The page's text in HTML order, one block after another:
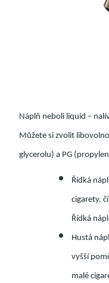
Náplň neboli liquid –
Můžete si zvolit
glycerolu) a PG
Řídká
cigarety,
Řídká
Hustá
vyšší
malé